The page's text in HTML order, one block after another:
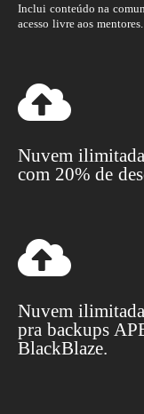
Inclui conteúdo na
acesso livre aos mentores.
Nuvem
com 20% de
Nuvem
pra backups
BlackBlaze.